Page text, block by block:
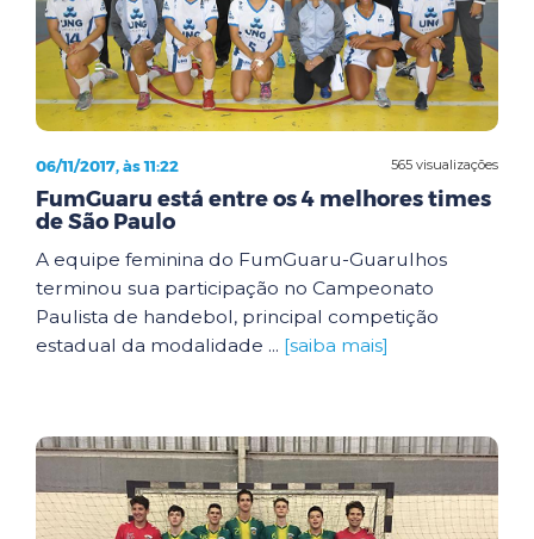
565 visualizações
06/11/2017, às 11:22
FumGuaru está entre os 4 melhores times
de São Paulo
A equipe feminina do FumGuaru-Guarulhos
terminou sua participação no Campeonato
Paulista de handebol, principal competição
estadual da modalidade ... [saiba mais]